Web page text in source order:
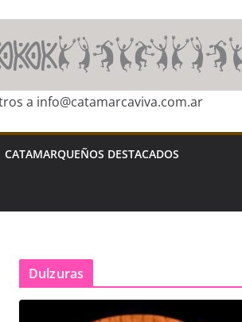
a info@catamarcaviva.com.ar
CATAMARQUEÑOS DESTACADOS
Dulzuras